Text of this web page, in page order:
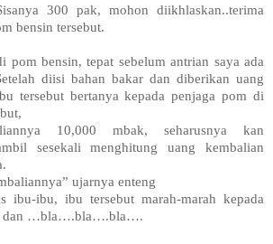
300 pak, mohon diikhlaskan..terima
bensin tersebut.
pom bensin, tepat sebelum antrian saya ada
diisi bahan bakar dan diberikan uang
tersebut bertanya kepada penjaga pom di
10,000 mbak, seharusnya kan
sesekali menghitung uang kembalian
ujarnya enteng
ibu-ibu, ibu tersebut marah-marah kepada
dan …bla….bla….bla….